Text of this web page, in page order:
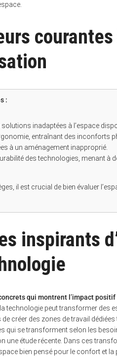
:
inadaptées à l’espace
entraînant des inconforts
à un aménagement inapproprié.
des technologies, menant à
il est crucial de bien évaluer
inspirants
qui montrent l’impact
technologie peut transformer des
créer des zones de travail
qui se transforment selon les
une étude récente. Dans ces
bien pensé pour le confort et la